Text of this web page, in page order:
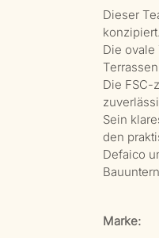
Dieser
konzipiert.
Die
Die FSC-
Sein
den
Defaico
Marke: